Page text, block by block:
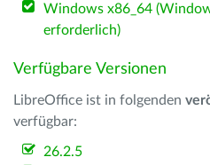
Windows x86_64
erforderlich)
Verfügbare Versionen
LibreOffice ist in folgenden
verfügbar:
26.2.5